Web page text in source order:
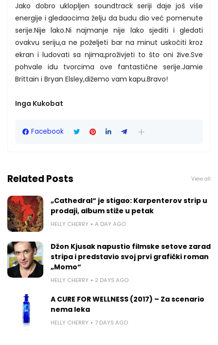
Jako dobro uklopljen soundtrack seriji daje još više
energije i gledaocima želju da budu dio već pomenute
serije.Nije lako.Ni najmanje nije lako sjediti i gledati
ovakvu seriju,a ne poželjeti bar na minut uskočiti kroz
ekran i ludovati sa njima,proživjeti to što oni žive.Sve
pohvale idu tvorcima ove fantastične serije.Jamie
Brittain i Bryan Elsley,dižemo vam kapu.Bravo!
Inga Kukobat
Facebook
Related Posts View all
„Cathedral“ je stigao: Karpenterov strip u
prodaji, album stiže u petak
HELLY CHERRY A DAY AGO
Džon Kjusak napustio filmske setove zarad
stripa i predstavio svoj prvi grafički roman
„Momo“
HELLY CHERRY 2 DAYS AGO
A CURE FOR WELLNESS (2017) – Za scenario
nema leka
HELLY CHERRY 7 DAYS AGO